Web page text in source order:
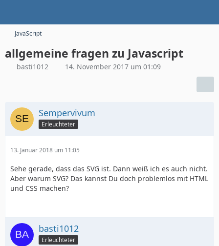
JavaScript
allgemeine fragen zu Javascript
basti1012 14. November 2017 um 01:09
Sempervivum
Erleuchteter
13. Januar 2018 um 11:05
Sehe gerade, dass das SVG ist. Dann weiß ich es auch nicht.
Aber warum SVG? Das kannst Du doch problemlos mit HTML
und CSS machen?
basti1012
Erleuchteter